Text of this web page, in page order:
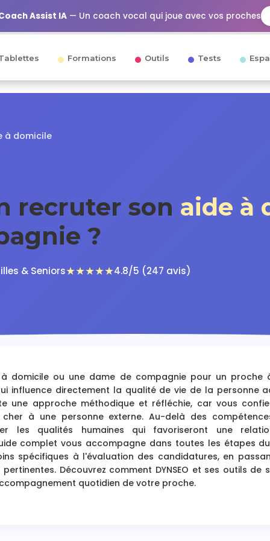
Assist IA — Un coach vocal qui joue avec vos proches
Formations Outils Tests
à domicile
recruter son aide à
?
& Seniors★★★★★4.8/5 (247 avis)
domicile ou une dame de compagnie pour un proche
influence directement la qualité de vie de la personne
une approche méthodique et réfléchie, car vous
à une personne externe. Au-delà des
les qualités humaines qui favoriseront une
complet vous accompagne dans toutes les étapes
spécifiques à l'évaluation des candidatures, en
Découvrez comment DYNSEO et ses outils de
quotidien de votre proche.